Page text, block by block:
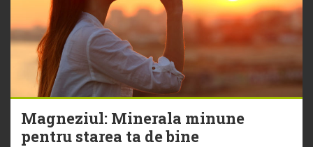
Magneziul: Minerala minune
pentru starea ta de bine